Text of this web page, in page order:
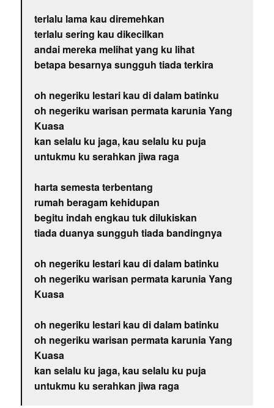
terlalu lama kau diremehkan
terlalu sering kau dikecilkan
andai mereka melihat yang ku lihat
betapa besarnya sungguh tiada terkira
oh negeriku lestari kau di dalam batinku
oh negeriku warisan permata karunia Yang
Kuasa
kan selalu ku jaga, kau selalu ku puja
untukmu ku serahkan jiwa raga
harta semesta terbentang
rumah beragam kehidupan
begitu indah engkau tuk dilukiskan
tiada duanya sungguh tiada bandingnya
oh negeriku lestari kau di dalam batinku
oh negeriku warisan permata karunia Yang
Kuasa
oh negeriku lestari kau di dalam batinku
oh negeriku warisan permata karunia Yang
Kuasa
kan selalu ku jaga, kau selalu ku puja
untukmu ku serahkan jiwa raga